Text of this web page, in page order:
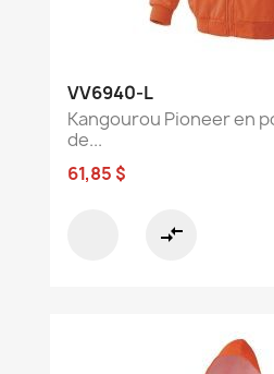
VV6940-L
Kangourou Pioneer en
de...
61,85 $
compare_arrows